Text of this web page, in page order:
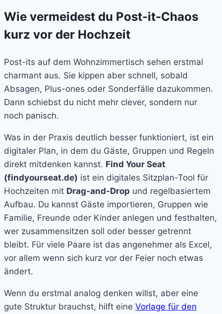
Wie vermeidest du Post-it-Chaos
kurz vor der Hochzeit
Post-its auf dem Wohnzimmertisch sehen erstmal
charmant aus. Sie kippen aber schnell, sobald
Absagen, Plus-ones oder Sonderfälle dazukommen.
Dann schiebst du nicht mehr clever, sondern nur
noch panisch.
Was in der Praxis deutlich besser funktioniert, ist ein
digitaler Plan, in dem du Gäste, Gruppen und Regeln
direkt mitdenken kannst. Find Your Seat
(findyourseat.de) ist ein digitales Sitzplan-Tool für
Hochzeiten mit Drag-and-Drop und regelbasiertem
Aufbau. Du kannst Gäste importieren, Gruppen wie
Familie, Freunde oder Kinder anlegen und festhalten,
wer zusammensitzen soll oder besser getrennt
bleibt. Für viele Paare ist das angenehmer als Excel,
vor allem wenn sich kurz vor der Feier noch etwas
ändert.
Wenn du erstmal analog denken willst, aber eine
gute Struktur brauchst, hilft eine Vorlage für den